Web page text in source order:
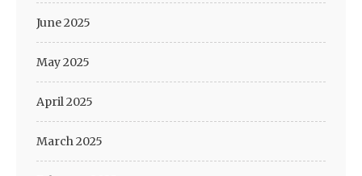
June 2025
May 2025
April 2025
March 2025